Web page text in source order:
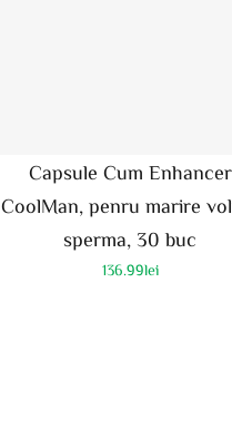
Capsule Cum Enhancer
CoolMan, penru marire
sperma, 30 buc
136.99lei